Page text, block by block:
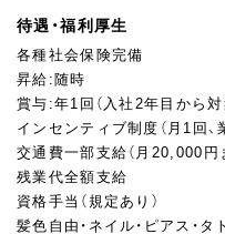
待遇・福利厚生
各種社会保険完備
昇給:随時
賞与:年1回（入社2年目から対
インセンティブ制度（月1回、
交通費一部支給（月20,000円
残業代全額支給
資格手当（規定あり）
髪色自由・ネイル・ピアス・タ